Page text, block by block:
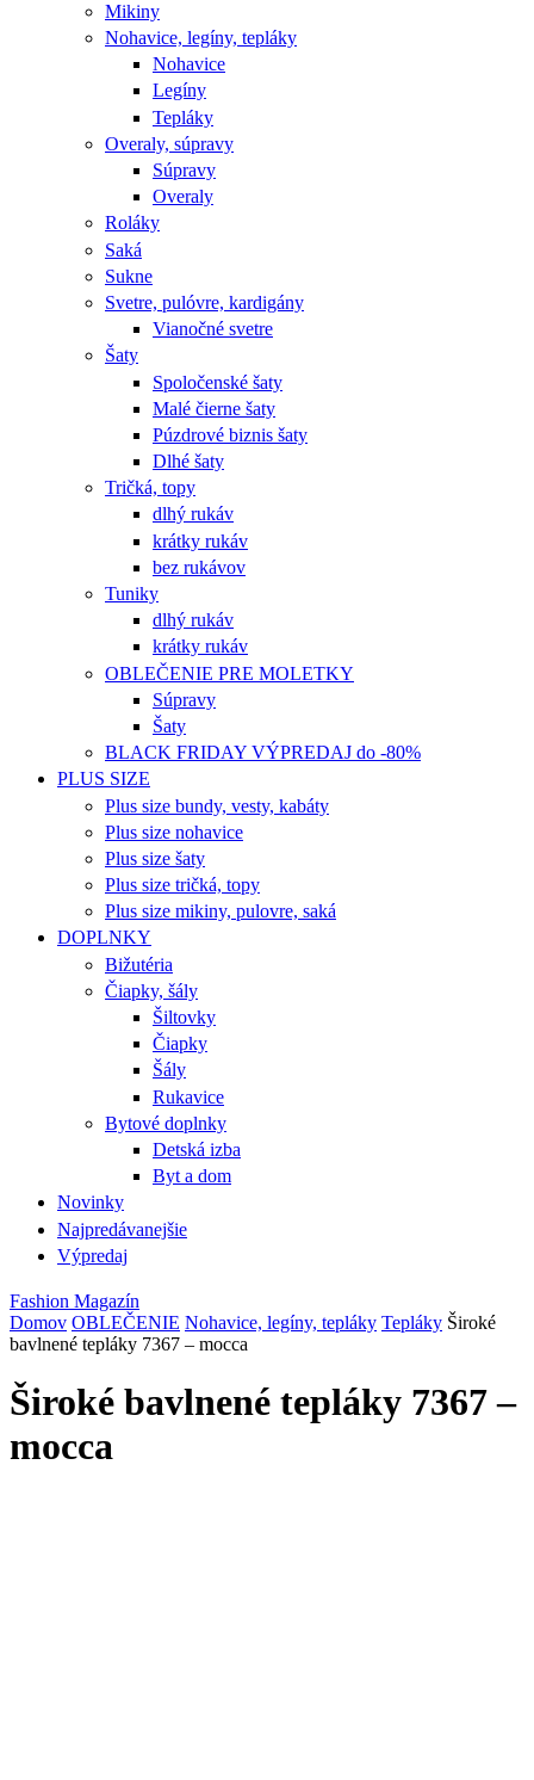
Mikiny
Nohavice, legíny, tepláky
Nohavice
Legíny
Tepláky
Overaly, súpravy
Súpravy
Overaly
Roláky
Saká
Sukne
Svetre, pulóvre, kardigány
Vianočné svetre
Šaty
Spoločenské šaty
Malé čierne šaty
Púzdrové biznis šaty
Dlhé šaty
Tričká, topy
dlhý rukáv
krátky rukáv
bez rukávov
Tuniky
dlhý rukáv
krátky rukáv
OBLEČENIE PRE MOLETKY
Súpravy
Šaty
BLACK FRIDAY VÝPREDAJ do -80%
PLUS SIZE
Plus size bundy, vesty, kabáty
Plus size nohavice
Plus size šaty
Plus size tričká, topy
Plus size mikiny, pulovre, saká
DOPLNKY
Bižutéria
Čiapky, šály
Šiltovky
Čiapky
Šály
Rukavice
Bytové doplnky
Detská izba
Byt a dom
Novinky
Najpredávanejšie
Výpredaj
Fashion Magazín
Domov OBLEČENIE Nohavice, legíny, tepláky Tepláky Široké
bavlnené tepláky 7367 – mocca
Široké bavlnené tepláky 7367 –
mocca